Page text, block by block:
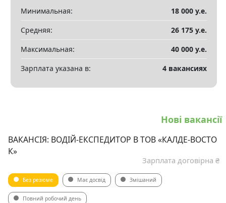
Минимальная:
18 000 у.е.
Средняя:
26 175 у.е.
Максимальная:
40 000 у.е.
Зарплата указана в:
4 вакансиях
Нові вакансії
ВАКАНСІЯ: ВОДІЙ-ЕКСПЕДИТОР В ТОВ «КАЛДЕ-ВОСТО
К»
Зарплата договірна ₴
Без резюме Має досвід Змішаний
Повний робочий день